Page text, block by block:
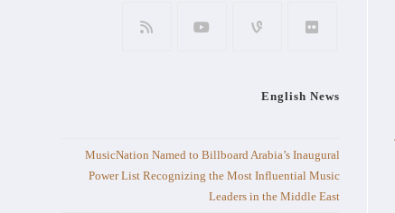
English News
MusicNation Named to Billboard Arabia’s Inaugural
Power List Recognizing the Most Influential Music
Leaders in the Middle East